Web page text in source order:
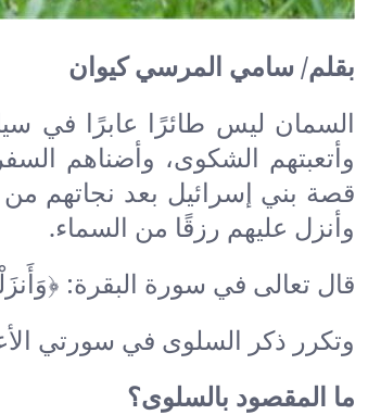
بقلم/ سامي المرسي كيوان
السمان ليس طائرًا عابرًا في
وأتعبتهم الشكوى، وأضناهم
قصة بني إسرائيل بعد نجاتهم
وأنزل عليهم رزقًا من السماء.
قال تعالى في سورة البقرة:
وتكرر ذكر السلوى في سورتي
ما المقصود بالسلوى؟